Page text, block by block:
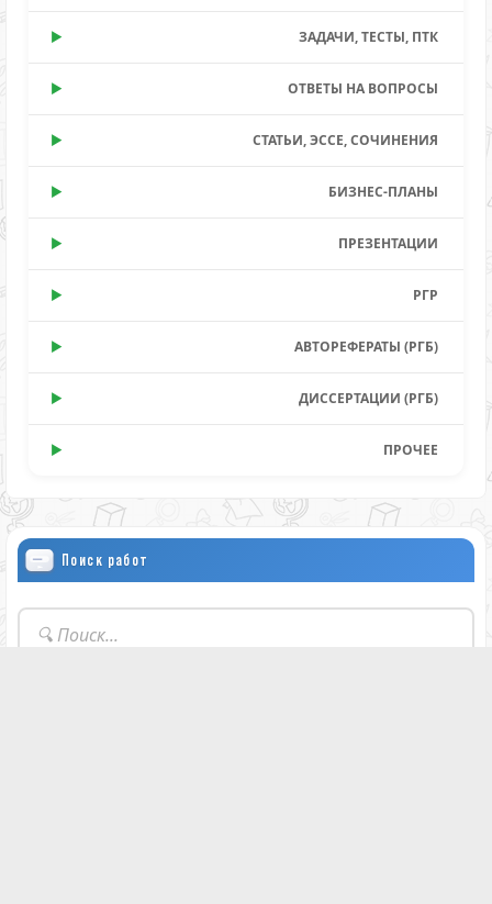
ЗАДАЧИ, ТЕСТЫ, ПТК
ОТВЕТЫ НА ВОПРОСЫ
СТАТЬИ, ЭССЕ, СОЧИНЕНИЯ
БИЗНЕС-ПЛАНЫ
ПРЕЗЕНТАЦИИ
РГР
АВТОРЕФЕРАТЫ (РГБ)
ДИССЕРТАЦИИ (РГБ)
ПРОЧЕЕ
Поиск работ